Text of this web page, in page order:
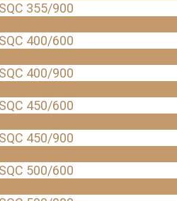
355/900
400/600
400/900
450/600
450/900
500/600